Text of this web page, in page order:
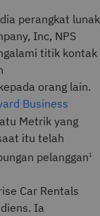
perangkat lunak
Inc, NPS
titik kontak
orang lain.
Business
Metrik yang
itu telah
pelanggan1
Car Rentals
Ia